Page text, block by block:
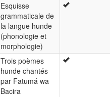
Esquisse
grammaticale de
la langue hunde
(phonologie et
morphologie)
Trois poèmes
hunde chantés
par Fatumá wa
Bacira